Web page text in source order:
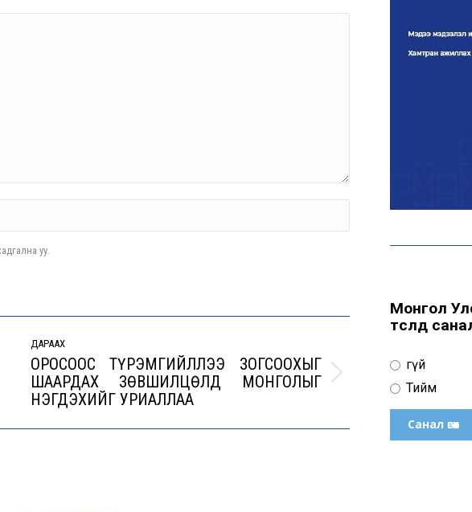
уу.
ДАРААХ
Next
post:
ОРОСООС ТҮРЭМГИЙЛЛЭЭ ЗОГСООХЫГ
ШААРДАХ ЗӨВШИЛЦӨЛД МОНГОЛЫГ
НЭГДЭХИЙГ УРИАЛЛАА
Монгол
төсөлд
Үгүй
Тийм